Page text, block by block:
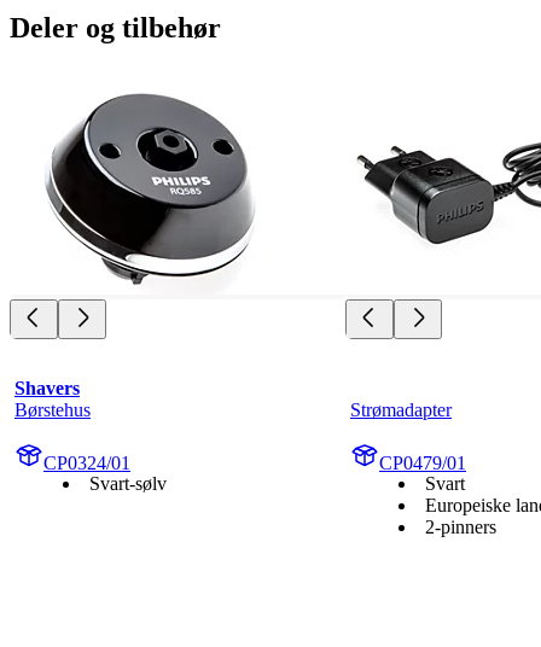
Deler og tilbehør
Shavers
Børstehus
CP0324/01
Svart-sølv
Strømadapter
CP0479/01
Svart
Europeiske
2-pinners